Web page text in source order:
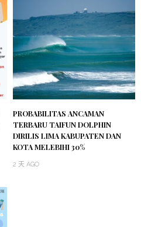
PROBABILITAS ANCAMAN
TERBARU TAIFUN DOLPHIN
DIRILIS LIMA KABUPATEN DAN
KOTA MELEBIHI 30%
2 天 AGO